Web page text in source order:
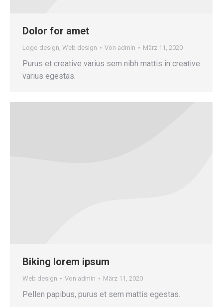
Dolor for amet
Logo design Web design Von admin März 11, 2020
Purus et creative varius sem nibh mattis in creative
varius egestas.
Biking lorem ipsum
Web design Von admin März 11, 2020
Pellen papibus, purus et sem mattis egestas.